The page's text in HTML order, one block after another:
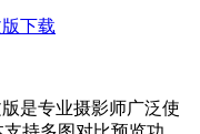
下载
是专业摄影师广泛使